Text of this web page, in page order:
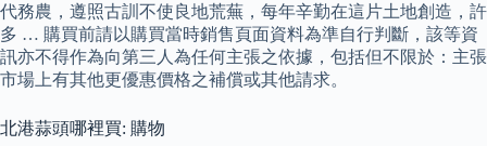
代務農，遵照古訓不使良地荒蕪，每年辛勤在這片土地創造，許
多 … 購買前請以購買當時銷售頁面資料為準自行判斷，該等資
訊亦不得作為向第三人為任何主張之依據，包括但不限於：主張
市場上有其他更優惠價格之補償或其他請求。
北港蒜頭哪裡買: 購物